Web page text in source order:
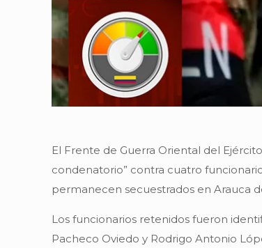
El Frente de Guerra Oriental del
condenatorio” contra cuatro
permanecen secuestrados en Arauca
Los funcionarios retenidos fueron
Pacheco Oviedo y Rodrigo Antonio